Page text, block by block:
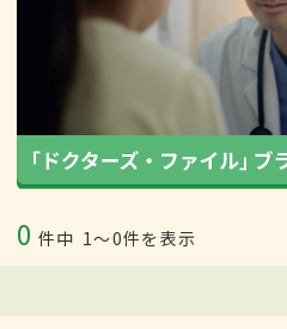
0 件中 1〜0件を表示